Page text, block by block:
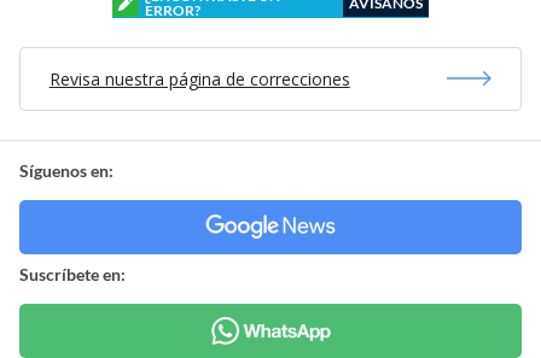
ERROR?
Revisa nuestra página de correcciones
Síguenos en:
Suscríbete en: